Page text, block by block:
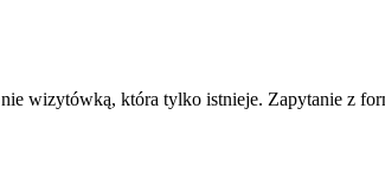
wizytówką, która tylko istnieje. Zapytanie z